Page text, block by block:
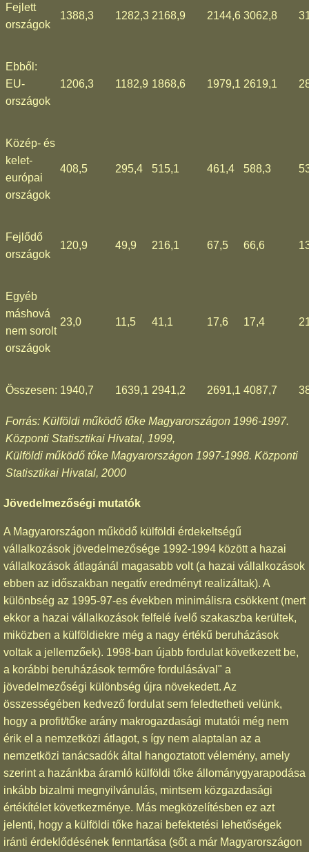
Fejlett
országok
1388,3 1282,3 2168,9 2144,6 3062,8
Ebből:
EU-
országok
1206,3 1182,9 1868,6 1979,1 2619,1
Közép- és
kelet-
európai
országok
408,5 295,4 515,1 461,4 588,3
Fejlődő
országok
120,9 49,9 216,1 67,5 66,6
Egyéb
máshová
nem sorolt
országok
23,0 11,5 41,1 17,6 17,4
Összesen: 1940,7 1639,1 2941,2 2691,1 4087,7
Forrás: Külföldi működő tőke Magyarországon 1996-1997.
Központi Statisztikai Hivatal, 1999,
Külföldi működő tőke Magyarországon 1997-1998. Központi
Statisztikai Hivatal, 2000
Jövedelmezőségi mutatók
A Magyarországon működő külföldi érdekeltségű
vállalkozások jövedelmezősége 1992-1994 között a hazai
vállalkozások átlagánál magasabb volt (a hazai vállalkozások
ebben az időszakban negatív eredményt realizáltak). A
különbség az 1995-97-es években minimálisra csökkent (mert
ekkor a hazai vállalkozások felfelé ívelő szakaszba kerültek,
miközben a külföldiekre még a nagy értékű beruházások
voltak a jellemzőek). 1998-ban újabb fordulat következett be,
a korábbi beruházások termőre fordulásával" a
jövedelmezőségi különbség újra növekedett. Az
összességében kedvező fordulat sem feledtetheti velünk,
hogy a profit/tőke arány makrogazdasági mutatói még nem
érik el a nemzetközi átlagot, s így nem alaptalan az a
nemzetközi tanácsadók által hangoztatott vélemény, amely
szerint a hazánkba áramló külföldi tőke állománygyarapodása
inkább bizalmi megnyilvánulás, mintsem közgazdasági
értékítélet következménye. Más megközelítésben ez azt
jelenti, hogy a külföldi tőke hazai befektetési lehetőségek
iránti érdeklődésének fenntartása (sőt a már Magyarországon